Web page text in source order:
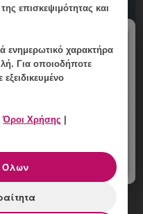
από
Πώς
Επέμβαση στη Μήτρα:
γυναικολογική
καθοδήγηση
επισκεψιμότητας και
ενημερωτικό χαρακτήρα
Για οποιοδήποτε
|Όροι Χρήσης
Όλων